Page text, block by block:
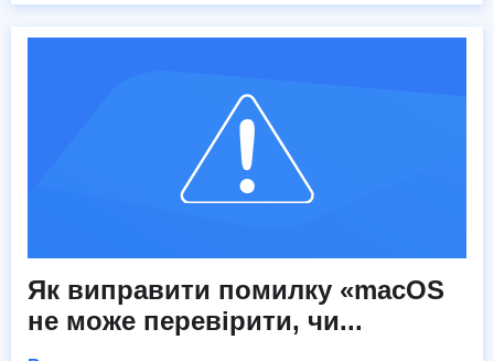
Як виправити помилку «macOS
не може перевірити, чи...